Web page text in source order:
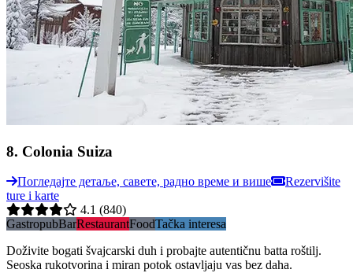
8. Colonia Suiza
Погледајте детаље, савете, радно време и више
Rezervišite
ture i karte
4.1 (840)
GastropubBarRestaurantFoodTačka interesa
Doživite bogati švajcarski duh i probajte autentičnu batta roštilj.
Seoska rukotvorina i miran potok ostavljaju vas bez daha.